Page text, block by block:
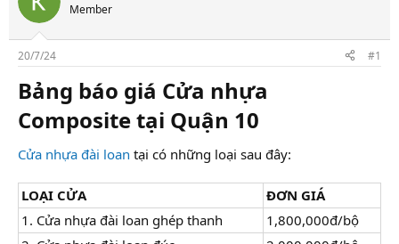
a
s
t
a
r
t
e
Member
20/7/24 #1
Bảng báo giá Cửa nhựa
Composite tại Quận 10
Cửa nhựa đài loan tại có những loại sau đây:
LOẠI CỬA
ĐƠN GIÁ
1. Cửa nhựa đài loan ghép thanh
1,800,000đ/bộ